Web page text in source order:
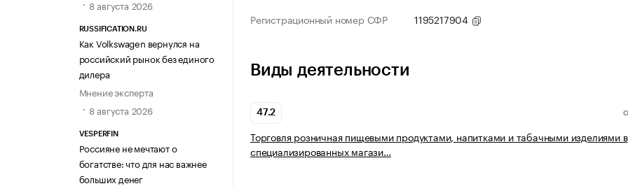
8 августа 2026
RUSSIFICATION.RU
Как Volkswagen вернулся на
российский рынок без единого
дилера
Мнение эксперта
8 августа 2026
VESPERFIN
Россияне не мечтают о
богатстве: что для нас важнее
больших денег
Регистрационный номер СФР 1195217904
Виды деятельности
47.2
Торговля розничная пищевыми продуктами, напитками и табачными изделиями в
специализированных магази…